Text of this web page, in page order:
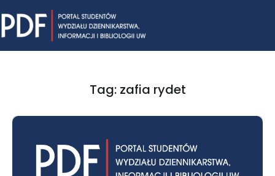
to
content
Tag: zafia rydet